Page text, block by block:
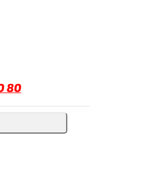
80